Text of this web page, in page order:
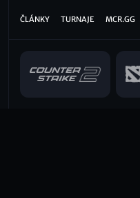
Hlavní
ČLÁNKY TURNAJE MCR.GG